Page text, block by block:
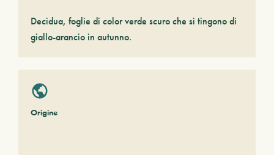
Decidua, foglie di color verde scuro che si tingono di
giallo-arancio in autunno.
Origine